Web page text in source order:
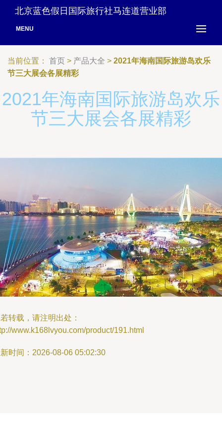
北京蓝色假日国际旅行社马连道营业部
MENU
当前位置： 首页 > 产品大全 > 2021年海南国际旅游岛欢乐
节三大展会各展精彩
2021年海南国际旅游岛欢乐
节三大展会各展精彩
转载，请注明出处：
www.k168lvyou.com/product/191.html
时间：2026-08-06 05:02:30